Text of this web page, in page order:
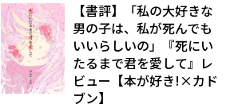
【書評】「私の大好きな
男の子は、私が死んでも
いいらしいの」――『死にい
たるまで君を愛して』レ
ビュー【本が好き!×カド
ブン】